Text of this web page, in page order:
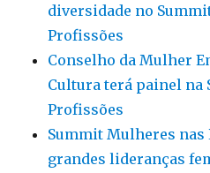
diversidade no
Profissões
Conselho da Mulher
Cultura terá painel na
Profissões
Summit Mulheres nas
grandes lideranças